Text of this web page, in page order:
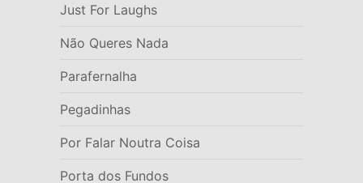
Just For Laughs
Não Queres Nada
Parafernalha
Pegadinhas
Por Falar Noutra Coisa
Porta dos Fundos